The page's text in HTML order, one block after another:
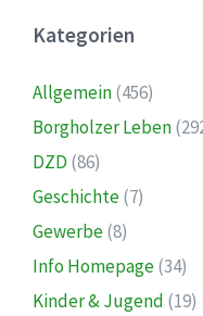
Kategorien
Allgemein(456)
Borgholzer Leben
DZD (86)
Geschichte(7)
Gewerbe(8)
Info Homepage(34)
Kinder & Jugend (19)